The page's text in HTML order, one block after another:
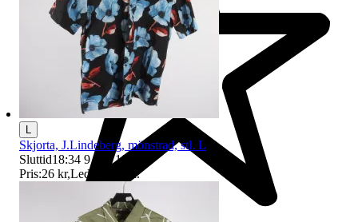
Skjorta, J.Lindeberg, mönstrad, stl. L
Sluttid18:34 9 aug 18:34
Pris:26 kr,Ledande bud.